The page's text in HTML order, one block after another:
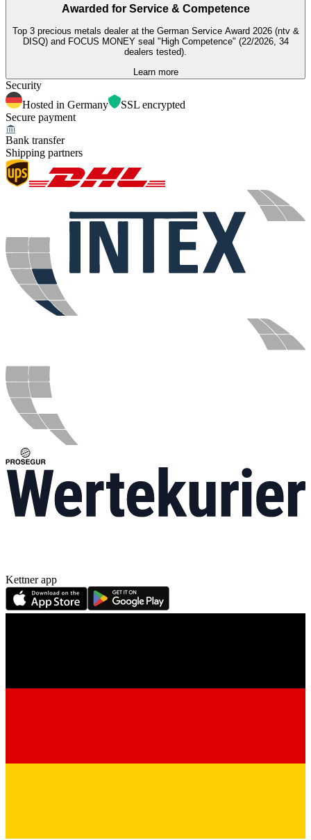
Awarded for Service & Competence
Top 3 precious metals dealer at the German Service Award 2026 (ntv &
DISQ) and FOCUS MONEY seal "High Competence" (22/2026, 34
dealers tested).
Learn more
Security
Hosted in Germany
SSL encrypted
Secure payment
Bank transfer
Shipping partners
Kettner app